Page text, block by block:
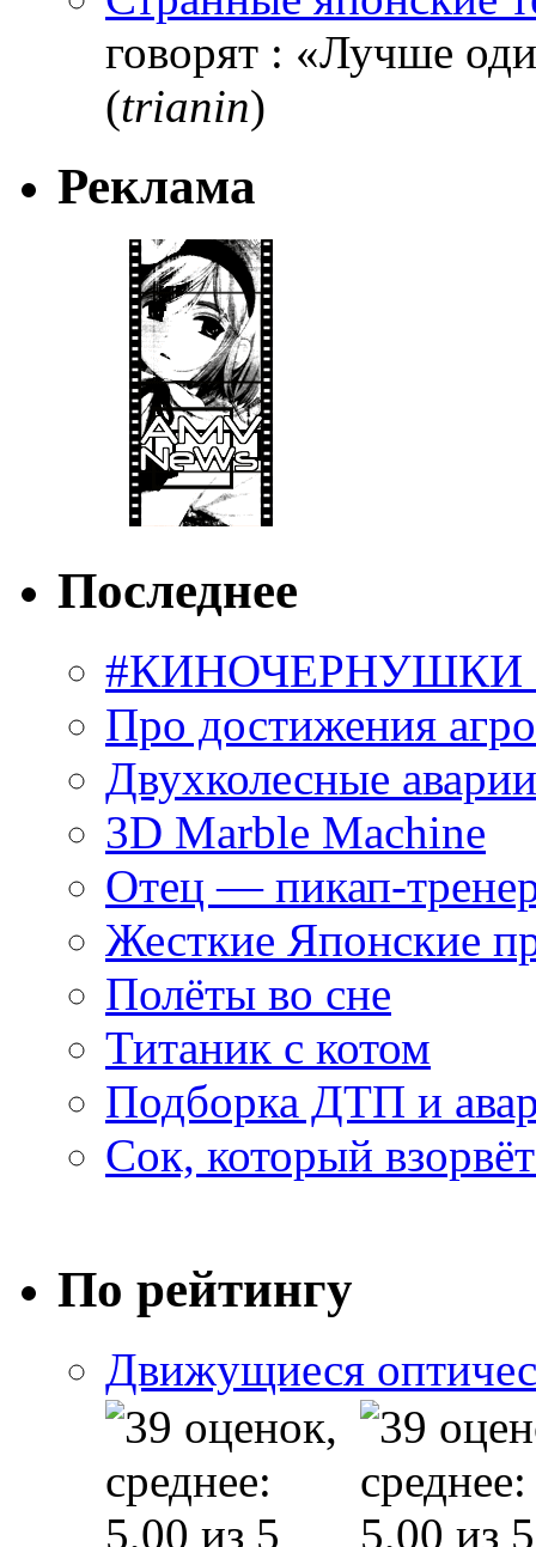
говорят : «Лучше
(trianin)
Реклама
Последнее
#КИНОЧЕРНУШКИ
Про достижения
Двухколесные
3D Marble Machine
Отец — пикап-
Жесткие Японские
Полёты во сне
Титаник с котом
Подборка ДТП и
Сок, который
По рейтингу
Движущиеся